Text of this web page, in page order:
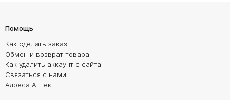
Помощь
Как сделать заказ
Обмен и возврат товара
Как удалить аккаунт с сайта
Связаться с нами
Адреса Аптек